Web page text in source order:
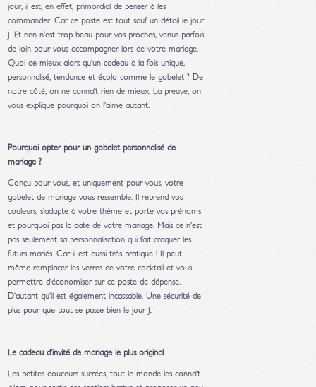
jour, il est, en effet, primordial de penser à les
commander. Car ce poste est tout sauf un détail le jour
J. Et rien n’est trop beau pour vos proches, venus parfois
de loin pour vous accompagner lors de votre mariage.
Quoi de mieux alors qu’un cadeau à la fois unique,
personnalisé, tendance et écolo comme le gobelet ? De
notre côté, on ne connaît rien de mieux. La preuve, on
vous explique pourquoi on l’aime autant.
Pourquoi opter pour un gobelet personnalisé de
mariage ?
Conçu pour vous, et uniquement pour vous, votre
gobelet de mariage vous ressemble. Il reprend vos
couleurs, s’adapte à votre thème et porte vos prénoms
et pourquoi pas la date de votre mariage. Mais ce n’est
pas seulement sa personnalisation qui fait craquer les
futurs mariés. Car il est aussi très pratique ! Il peut
même remplacer les verres de votre cocktail et vous
permettre d’économiser sur ce poste de dépense.
D’autant qu’il est également incassable. Une sécurité de
plus pour que tout se passe bien le jour J.
Le cadeau d’invité de mariage le plus original
Les petites douceurs sucrées, tout le monde les connaît.